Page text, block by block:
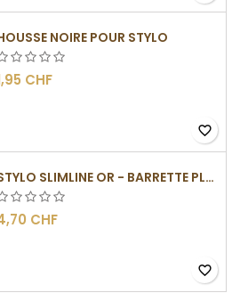
NOIRE POUR STYLO
CHF
favorite_border
STYLO SLIMLINE OR - BARRETTE PLATE
CHF
favorite_border